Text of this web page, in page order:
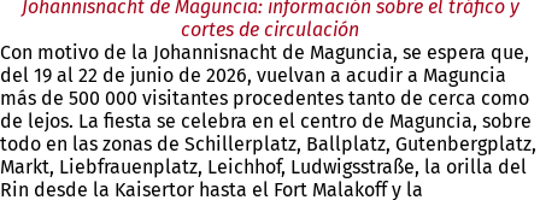
Johannisnacht de Maguncia: información sobre el tráfico y
cortes de circulación
Con motivo de la Johannisnacht de Maguncia, se espera que,
del 19 al 22 de junio de 2026, vuelvan a acudir a Maguncia
más de 500 000 visitantes procedentes tanto de cerca como
de lejos. La fiesta se celebra en el centro de Maguncia, sobre
todo en las zonas de Schillerplatz, Ballplatz, Gutenbergplatz,
Markt, Liebfrauenplatz, Leichhof, Ludwigsstraße, la orilla del
Rin desde la Kaisertor hasta el Fort Malakoff y la